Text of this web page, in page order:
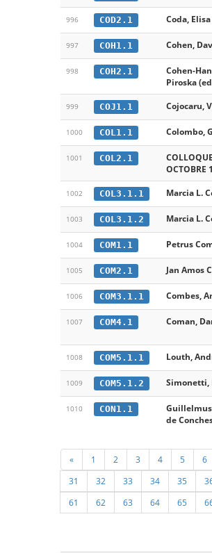
996 COD2.1 Coda,
997 COH1.1 Cohen,
998 COH2.1
Cohen-
Piroska
999 COJ1.1 Cojocaru,
1000 COL1.1 Colombo,
1001 COL2.1
OCTOBRE
1002 COL3.1.1 Marcia L.
1003 COL3.1.2 Marcia L.
1004 COM1.1 Petrus
1005 COM2.1 Jan Amos
1006 COM3.1.1 Combes,
1007 COM4.1 Coman,
1008 COM5.1.1 Louth,
1009 COM5.1.2 Simonetti,
1010 CON1.1
de
« 1 2 3 4 5 6
31
32 33 34 35
61
62 63 64 65